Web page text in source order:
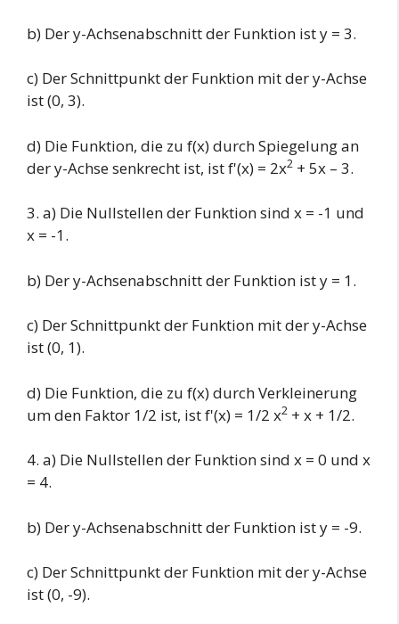
b) Der y-Achsenabschnitt der Funktion ist y = 3.
c) Der Schnittpunkt der Funktion mit der y-Achse
ist (0, 3).
d) Die Funktion, die zu f(x) durch Spiegelung an
der y-Achse senkrecht ist, ist f'(x) = 2x2 + 5x – 3.
3. a) Die Nullstellen der Funktion sind x = -1 und
x = -1.
b) Der y-Achsenabschnitt der Funktion ist y = 1.
c) Der Schnittpunkt der Funktion mit der y-Achse
ist (0, 1).
d) Die Funktion, die zu f(x) durch Verkleinerung
um den Faktor 1/2 ist, ist f'(x) = 1/2 x2 + x + 1/2.
4. a) Die Nullstellen der Funktion sind x = 0 und x
= 4.
b) Der y-Achsenabschnitt der Funktion ist y = -9.
c) Der Schnittpunkt der Funktion mit der y-Achse
ist (0, -9).